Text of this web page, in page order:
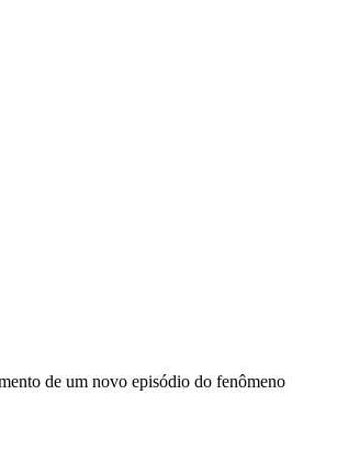
de um novo episódio do fenômeno